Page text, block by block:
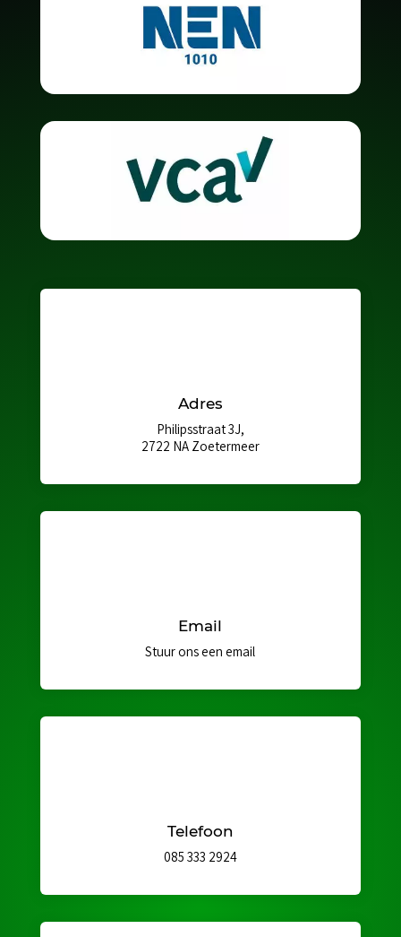
Adres
Philipsstraat 3J,
2722 NA Zoetermeer
Email
Stuur ons een email
Telefoon
085 333 2924